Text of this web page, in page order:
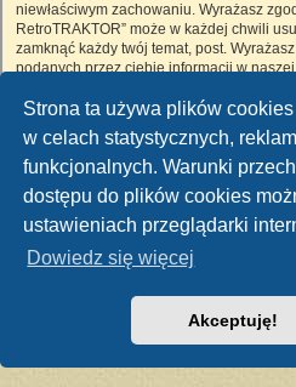
Strona ta używa plików
w celach statystycznych,
funkcjonalnych. Warunki
dostępu do plików cookies
ustawieniach przeglądarki
Dowiedz się więcej
Akceptuję!
niewłaściwym zachowaniu. Wyrażasz
RetroTRAKTOR” może w każdej chwili
zamknąć każdy twój temat, post.
podanych przez ciebie informacji w
RetroTRAKTOR”, ani phpBB nie ponosi
witryny, podczas których może dojść do
Portal RetroTRAKTOR.pl
Polski pakiet językowy